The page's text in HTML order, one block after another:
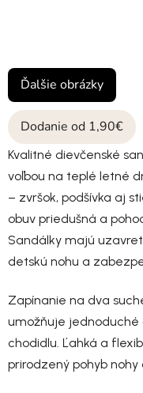
Dodanie od 1,90€
Kvalitné dievčenské
voľbou na teplé letné
– zvršok, podšívka aj
obuv priedušná a
Sandálky majú
detskú nohu a
Zapínanie na dva
umožňuje jednoduché
chodidlu. Ľahká a
prirodzený pohyb
Ďalšie obrázky